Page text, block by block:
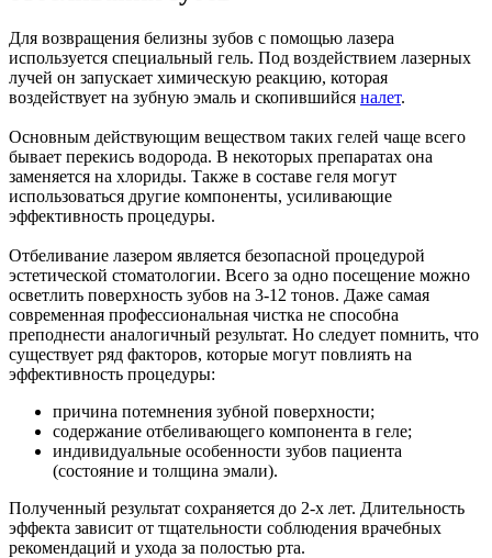
Для возвращения белизны зубов с помощью лазера
используется специальный гель. Под воздействием лазерных
лучей он запускает химическую реакцию, которая
воздействует на зубную эмаль и скопившийся налет.
Основным действующим веществом таких гелей чаще всего
бывает перекись водорода. В некоторых препаратах она
заменяется на хлориды. Также в составе геля могут
использоваться другие компоненты, усиливающие
эффективность процедуры.
Отбеливание лазером является безопасной процедурой
эстетической стоматологии. Всего за одно посещение можно
осветлить поверхность зубов на 3-12 тонов. Даже самая
современная профессиональная чистка не способна
преподнести аналогичный результат. Но следует помнить, что
существует ряд факторов, которые могут повлиять на
эффективность процедуры:
причина потемнения зубной поверхности;
содержание отбеливающего компонента в геле;
индивидуальные особенности зубов пациента
(состояние и толщина эмали).
Полученный результат сохраняется до 2-х лет. Длительность
эффекта зависит от тщательности соблюдения врачебных
рекомендаций и ухода за полостью рта.